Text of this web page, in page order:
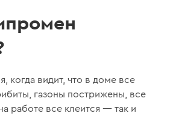
когда видит, что в доме все
газоны пострижены, все
работе все клеится — так и